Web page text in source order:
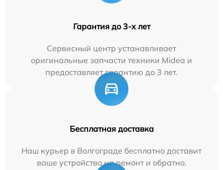
Гарантия до 3-х лет
Сервисный центр устанавливает
оригинальные запчасти техники Midea и
предоставляет гарантию до 3 лет.
Бесплатная доставка
Наш курьер в Волгограде бесплатно доставит
ваше устройство на ремонт и обратно.